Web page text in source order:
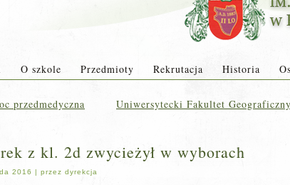
O szkole Przedmioty Rekrutacja Historia
przedmedyczna Uniwersytecki Fakultet
z kl. 2d zwycieżył w wyborach
2016 | przez dyrekcja